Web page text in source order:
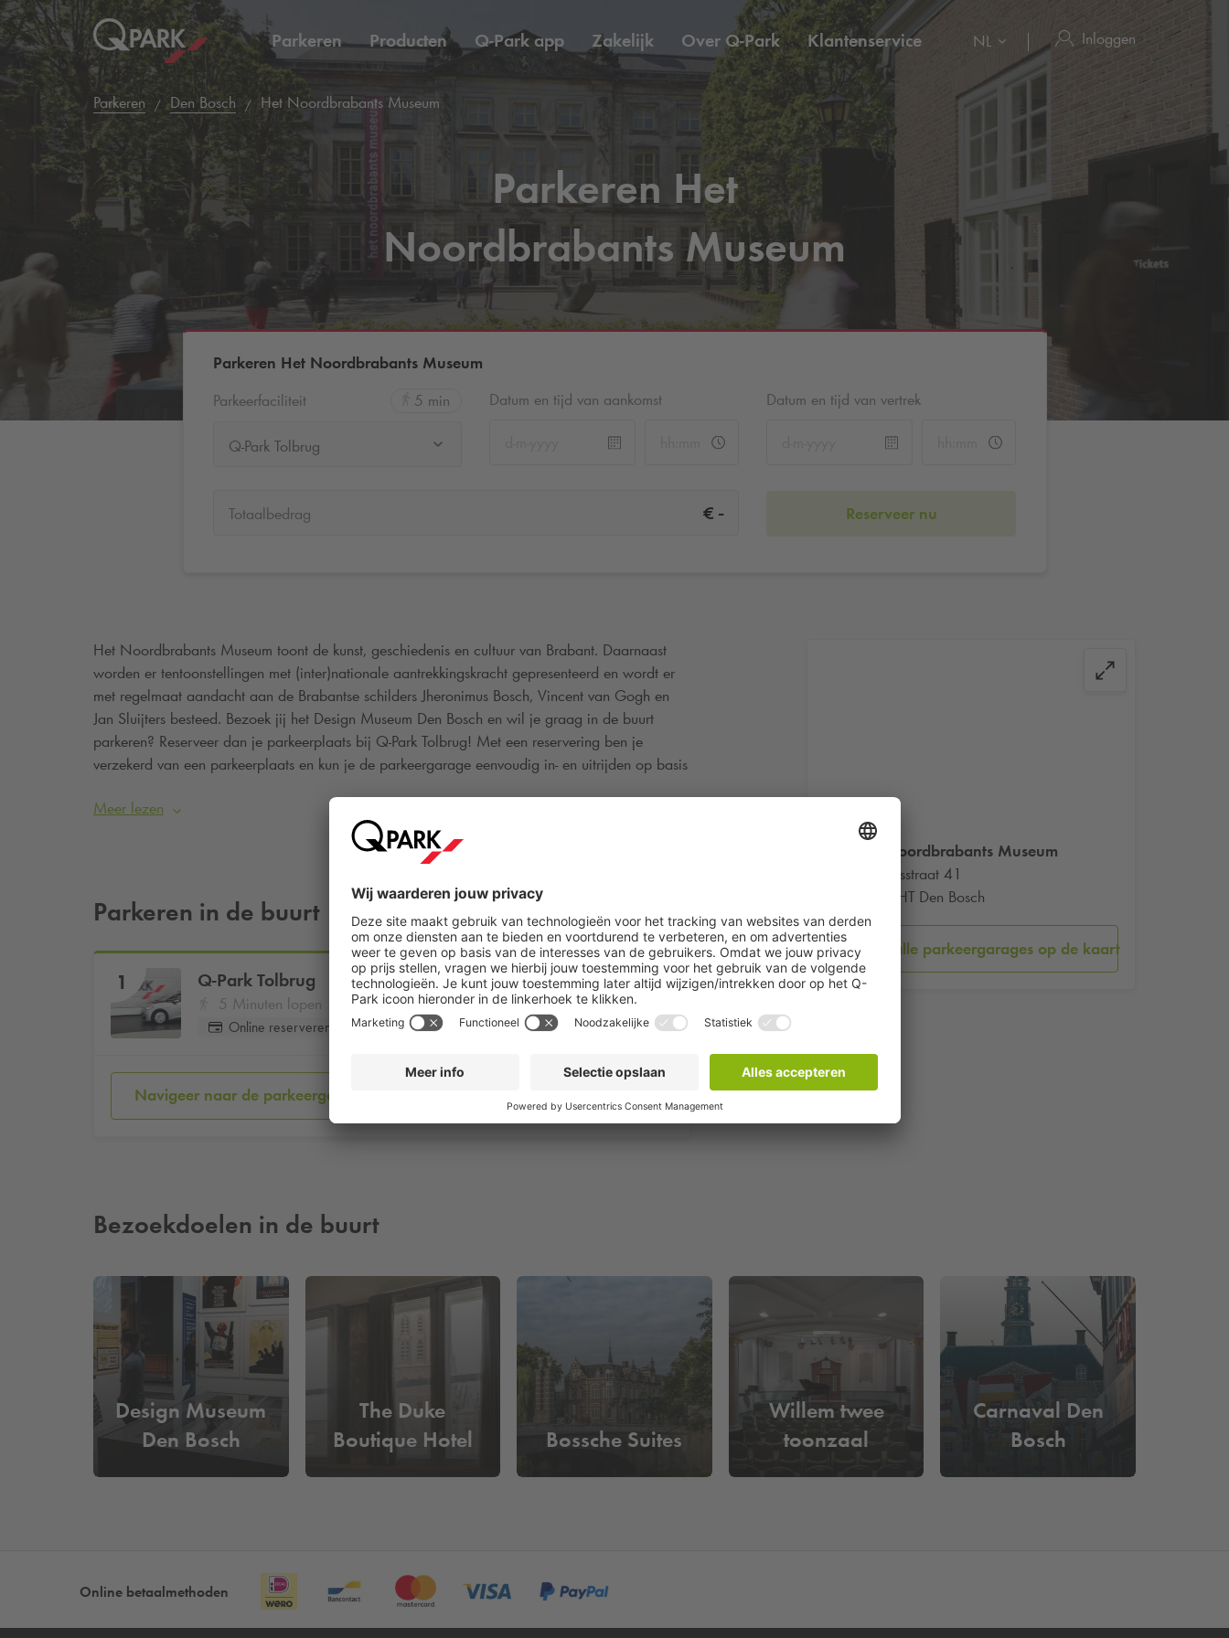
Parkeren Producten Q-Parkapp Zakelijk Over Q-Park Klantenservice NL Inloggen
Parkeren Den Bosch Het Noordbrabants Museum
Parkeren Het
Noordbrabants Museum
Parkeren Het Noordbrabants Museum
Parkeerfaciliteit
5 min
Q-Park Tolbrug
Datum en tijd van aankomst Datum en tijd van vertrek
Totaalbedrag € - Reserveer nu
Het Noordbrabants Museum
Verwersstraat 41
5211 HT Den Bosch
Bekijk alle parkeergarages op de kaart
Het Noordbrabants Museum toont de kunst, geschiedenis en cultuur van Brabant. Daarnaast
worden er tentoonstellingen met (inter)nationale aantrekkingskracht gepresenteerd en wordt er
met regelmaat aandacht aan de Brabantse schilders Jheronimus Bosch, Vincent van Gogh en
Jan Sluijters besteed. Bezoek jij het Design Museum Den Bosch en wil je graag in de buurt
parkeren? Reserveer dan je parkeerplaats bij Q-Park Tolbrug! Met een reservering ben je
verzekerd van een parkeerplaats en kun je de parkeergarage eenvoudig in- en uitrijden op basis
Meer lezen
Parkeren in de buurt
1 Q-Park Tolbrug
5 Minuten lopen
Online reserveren
Meer informatie
Navigeer naar de parkeergarage
Bezoekdoelen in de buurt
Design Museum
Den Bosch
The Duke
Boutique Hotel
Bossche Suites
Willem twee
toonzaal
Carnaval Den
Bosch
Online betaalmethoden